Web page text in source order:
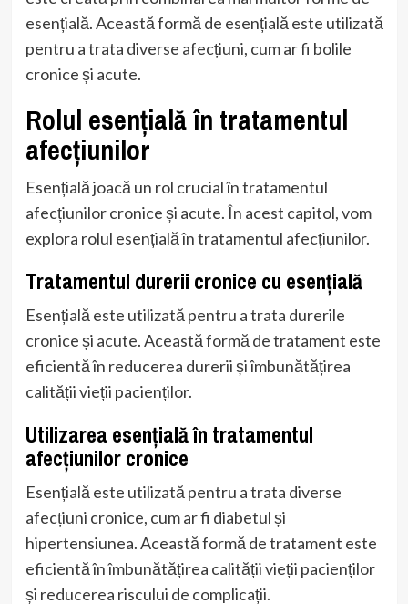
esențială. Această formă de esențială este utilizată
pentru a trata diverse afecțiuni, cum ar fi bolile
cronice și acute.
Rolul esențială în tratamentul
afecțiunilor
Esențială joacă un rol crucial în tratamentul
afecțiunilor cronice și acute. În acest capitol, vom
explora rolul esențială în tratamentul afecțiunilor.
Tratamentul durerii cronice cu esențială
Esențială este utilizată pentru a trata durerile
cronice și acute. Această formă de tratament este
eficientă în reducerea durerii și îmbunătățirea
calității vieții pacienților.
Utilizarea esențială în tratamentul
afecțiunilor cronice
Esențială este utilizată pentru a trata diverse
afecțiuni cronice, cum ar fi diabetul și
hipertensiunea. Această formă de tratament este
eficientă în îmbunătățirea calității vieții pacienților
și reducerea riscului de complicații.